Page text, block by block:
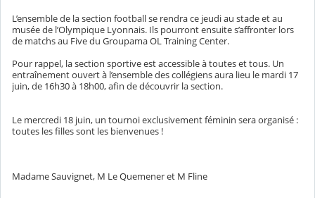
L’ensemble de la section football se rendra ce jeudi au stade et au
musée de l’Olympique Lyonnais. Ils pourront ensuite s’affronter lors
de matchs au Five du Groupama OL Training Center.
Pour rappel, la section sportive est accessible à toutes et tous. Un
entraînement ouvert à l’ensemble des collégiens aura lieu le mardi 17
juin, de 16h30 à 18h00, afin de découvrir la section.
Le mercredi 18 juin, un tournoi exclusivement féminin sera organisé :
toutes les filles sont les bienvenues !
Madame Sauvignet, M Le Quemener et M Fline